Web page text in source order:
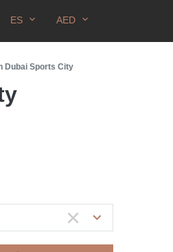
ES AED
Dubai Sports City